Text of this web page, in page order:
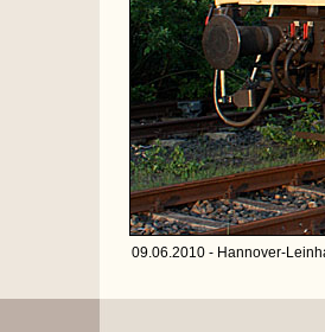
09.06.2010 - Hannover-